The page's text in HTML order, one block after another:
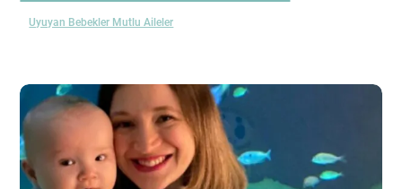
Uyuyan Bebekler Mutlu Aileler